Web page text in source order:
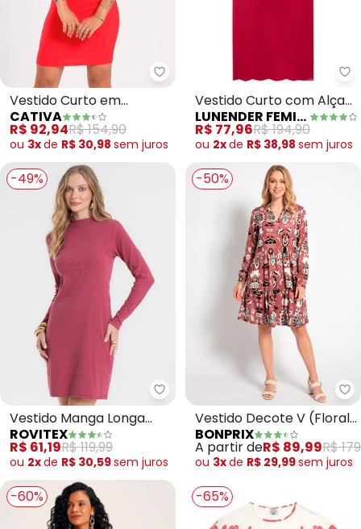
Cativa - Vestido Curto em
Vestido Curto em
Canelado (Vermelho)
CATIVA
R$ 92,94R$ 154,90
ou 3xde R$ 30,98 sem juros
Vestido Curto com Alças
e Decote Reto
(Vermelho)
LUNENDER FEMININA
R$ 77,96R$ 194,90
ou 2xde R$ 38,98 sem juros
-49%
Rovitex - Vestido Manga
Vestido Manga Longa
Ribana Básico
(Vermelho)
ROVITEX
R$ 61,19R$ 119,99
ou 2xde R$ 30,59sem juros
-50%
Vestido Decote V (Floral
Étnico Bordô)
BONPRIX
A partir deR$ 89,99R$
ou 3xde R$ 29,99sem juros
-60% -65%